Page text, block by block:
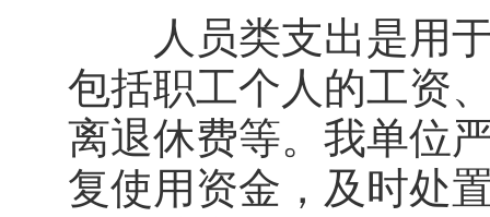
人员类支出是用于
包括职工个人的工资
离退休费等。我单位
复使用资金，及时处